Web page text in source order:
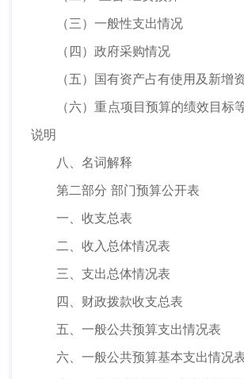
（三）一般性支出情况
（四）政府采购情况
（五）国有资产占有使用及新增
（六）重点项目预算的绩效目标
说明
八、名词解释
第二部分 部门预算公开表
一、收支总表
二、收入总体情况表
三、支出总体情况表
四、财政拨款收支总表
五、一般公共预算支出情况表
六、一般公共预算基本支出情况